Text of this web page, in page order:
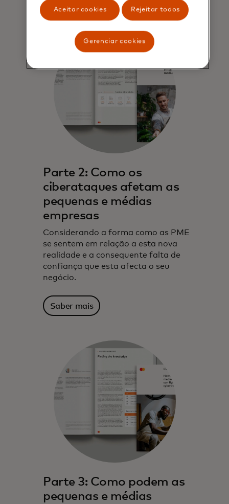
Parte 2: Como os
ciberataques afetam as
pequenas e médias
empresas
Considerando a forma como as PME
se sentem em relação a esta nova
realidade e a consequente falta de
confiança que esta afecta o seu
negócio.
Saber mais
Parte 3: Como podem as
pequenas e médias
Aceitar cookies Rejeitar todos
Gerenciar cookies